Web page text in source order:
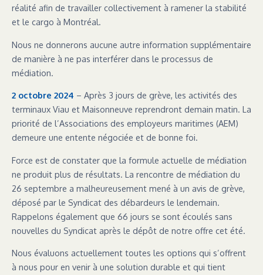
réalité afin de travailler collectivement à ramener la stabilité
et le cargo à Montréal.
Nous ne donnerons aucune autre information supplémentaire
de manière à ne pas interférer dans le processus de
médiation.
2 octobre 2024 – Après 3 jours de grève, les activités des
terminaux Viau et Maisonneuve reprendront demain matin. La
priorité de l’Associations des employeurs maritimes (AEM)
demeure une entente négociée et de bonne foi.
Force est de constater que la formule actuelle de médiation
ne produit plus de résultats. La rencontre de médiation du
26 septembre a malheureusement mené à un avis de grève,
déposé par le Syndicat des débardeurs le lendemain.
Rappelons également que 66 jours se sont écoulés sans
nouvelles du Syndicat après le dépôt de notre offre cet été.
Nous évaluons actuellement toutes les options qui s’offrent
à nous pour en venir à une solution durable et qui tient